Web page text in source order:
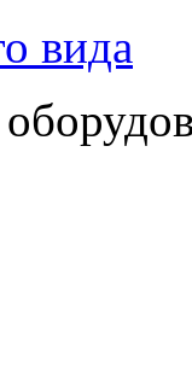
вида